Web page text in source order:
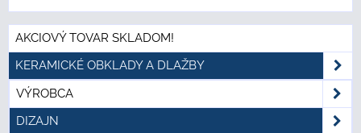
AKCIOVÝ TOVAR SKLADOM!
KERAMICKÉ OBKLADY A DLAŽBY
VÝROBCA
DIZAJN